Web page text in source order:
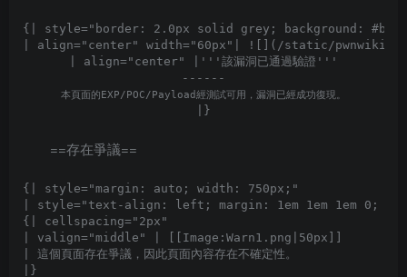
{| style="border: 2.0px solid grey; background:
| align="center" width="60px"| ![](/static/pwnwiki/
| align="center" |''' 該漏洞已通過驗證 '''
本頁面的EXP/POC/Payload經測試可用，漏洞已經成功復現。
==存在爭議==
{| style="margin: auto; width: 750px;"
| style="text-align: left; margin: 1em 1em 1em 0;
{| cellspacing="2px"
| valign="middle" | [[Image:Warn1.png|50px]]
| 這個頁面存在爭議，因此頁面內容存在不確定性。
|}